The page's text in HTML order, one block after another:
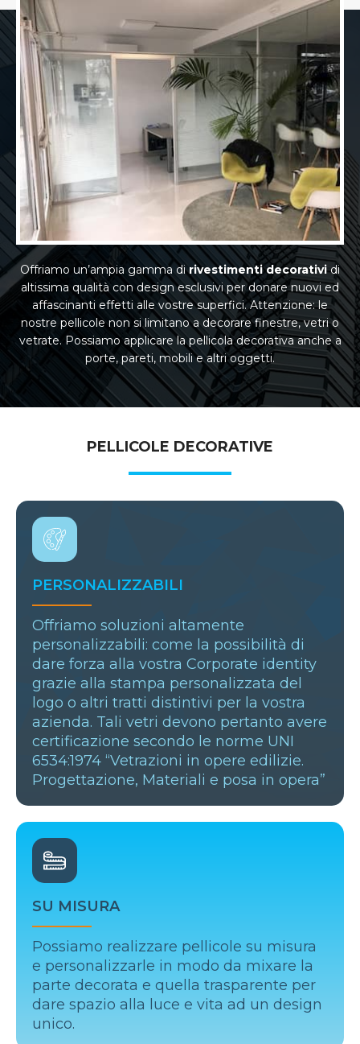
Offriamo un’ampia gamma dirivestimenti decoratividi
altissima qualità con design esclusivi per donare nuovi ed
affascinanti effetti alle vostre superfici. Attenzione: le
nostre pellicole non si limitano a decorare finestre, vetri o
vetrate. Possiamo applicare la pellicola decorativa anche a
porte, pareti, mobili e altri oggetti.
PELLICOLE DECORATIVE
PERSONALIZZABILI
Offriamo soluzioni altamente
personalizzabili: come la possibilità di
dare forza alla vostra Corporate identity
grazie alla stampa personalizzata del
logo o altri tratti distintivi per la vostra
azienda. Tali vetri devono pertanto avere
certificazione secondo le norme UNI
6534:1974 “Vetrazioni in opere edilizie.
Progettazione, Materiali e posa in opera”
SU MISURA
Possiamo realizzare pellicole su misura
e personalizzarle in modo da mixare la
parte decorata e quella trasparente per
dare spazio alla luce e vita ad un design
unico.